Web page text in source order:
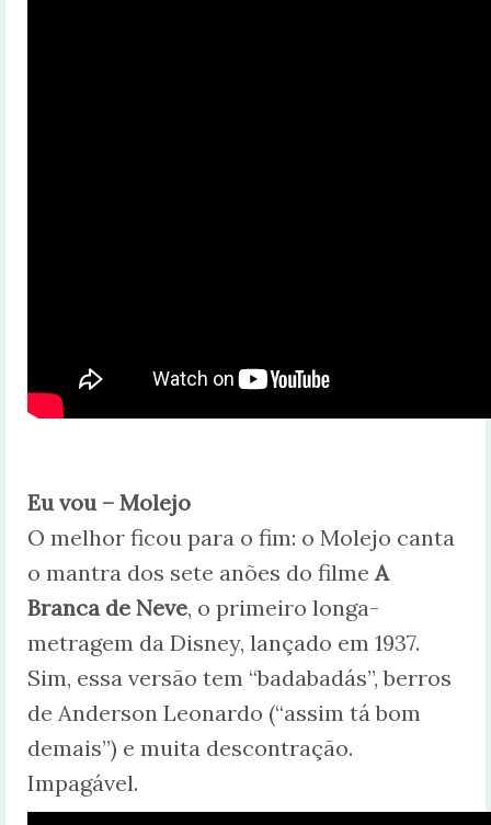
Eu vou – Molejo
O melhor ficou para o fim: o Molejo canta
o mantra dos sete anões do filme A
Branca de Neve, o primeiro longa-
metragem da Disney, lançado em 1937.
Sim, essa versão tem “badabadás”, berros
de Anderson Leonardo (“assim tá bom
demais”) e muita descontração.
Impagável.